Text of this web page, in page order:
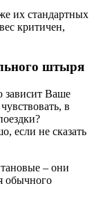
их стандартных
критичен,
штыря
зависит Ваше
в
если не сказать
– они
обычного